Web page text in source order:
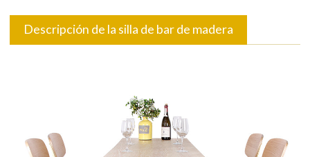
Descripción de la silla de bar de madera